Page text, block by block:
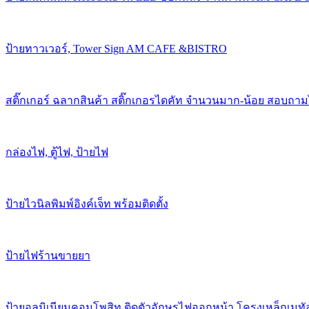
ป้ายทาวเวอร์, Tower Sign AM CAFE &BISTRO
สติ๊กเกอร์ ฉลากสินค้า สติ๊กเกอรไดคัท จำนวนมาก-น้อย สอบถา
กล่องไฟ, ตู้ไฟ, ป้ายไฟ
ป้ายไวนิลพิมพ์อิงค์เจ็ท พร้อมติดตั้ง
ป้ายไฟร้านขายยา